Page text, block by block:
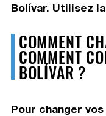
Bolívar. Utilisez
COMMENT
COMMENT
BOLÍVAR ?
Pour changer